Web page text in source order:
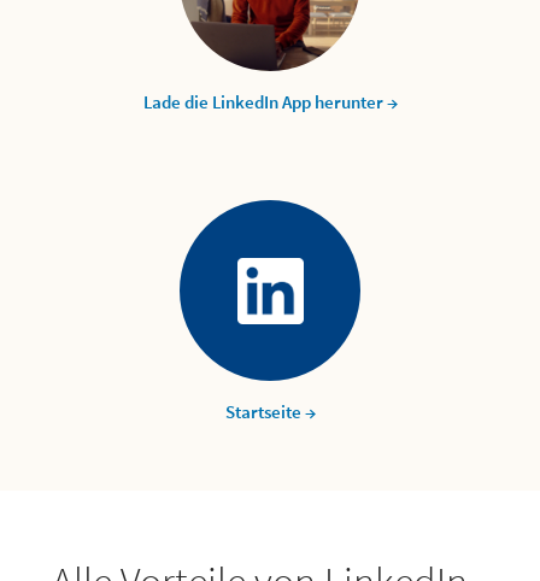
Lade die LinkedIn App herunter →
Startseite →